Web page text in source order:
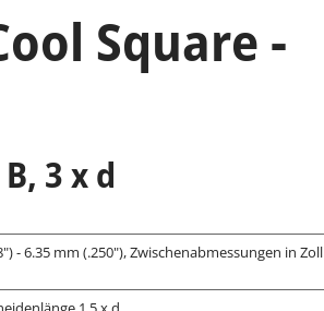
Square -
3 x d
- 6.35 mm (.250"), Zwischenabmessungen in Zoll